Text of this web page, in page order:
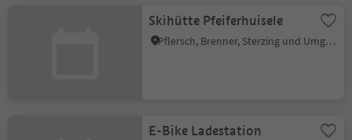
Skihütte Pfeiferhuisele
Pflersch, Brenner, Sterzing und Umgebung
E-Bike Ladestation